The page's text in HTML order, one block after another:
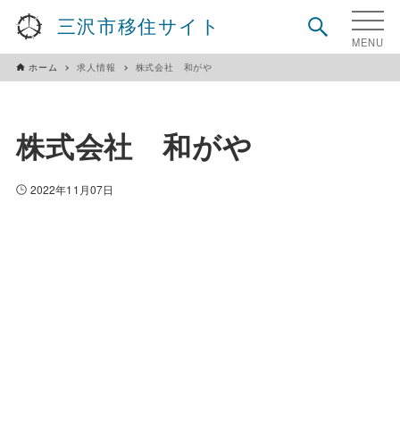
三沢市移住サイト
ホーム 求人情報 株式会社 和がや
株式会社 和がや
2022年11月07日